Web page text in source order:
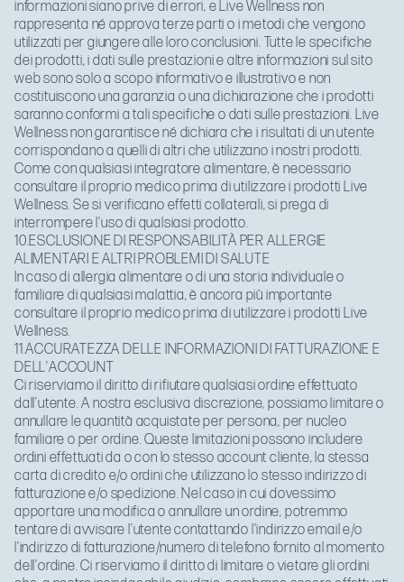
informazioni siano prive di errori, e Live Wellness non
rappresenta né approva terze parti o i metodi che vengono
utilizzati per giungere alle loro conclusioni. Tutte le specifiche
dei prodotti, i dati sulle prestazioni e altre informazioni sul sito
web sono solo a scopo informativo e illustrativo e non
costituiscono una garanzia o una dichiarazione che i prodotti
saranno conformi a tali specifiche o dati sulle prestazioni. Live
Wellness non garantisce né dichiara che i risultati di un utente
corrispondano a quelli di altri che utilizzano i nostri prodotti.
Come con qualsiasi integratore alimentare, è necessario
consultare il proprio medico prima di utilizzare i prodotti Live
Wellness. Se si verificano effetti collaterali, si prega di
interrompere l'uso di qualsiasi prodotto.
10.ESCLUSIONE DI RESPONSABILITÀ PER ALLERGIE
ALIMENTARI E ALTRI PROBLEMI DI SALUTE
In caso di allergia alimentare o di una storia individuale o
familiare di qualsiasi malattia, è ancora più importante
consultare il proprio medico prima di utilizzare i prodotti Live
Wellness.
11.ACCURATEZZA DELLE INFORMAZIONI DI FATTURAZIONE E
DELL'ACCOUNT
Ci riserviamo il diritto di rifiutare qualsiasi ordine effettuato
dall’utente. A nostra esclusiva discrezione, possiamo limitare o
annullare le quantità acquistate per persona, per nucleo
familiare o per ordine. Queste limitazioni possono includere
ordini effettuati da o con lo stesso account cliente, la stessa
carta di credito e/o ordini che utilizzano lo stesso indirizzo di
fatturazione e/o spedizione. Nel caso in cui dovessimo
apportare una modifica o annullare un ordine, potremmo
tentare di avvisare l’utente contattando l'indirizzo email e/o
l'indirizzo di fatturazione/numero di telefono fornito al momento
dell'ordine. Ci riserviamo il diritto di limitare o vietare gli ordini